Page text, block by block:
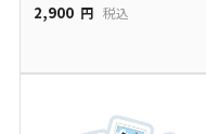
2,900 円 税込